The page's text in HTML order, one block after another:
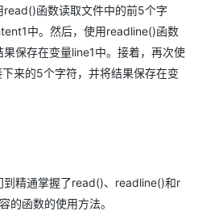
函数读取文件中的前5个字
中。然后，使用readline()函数
保存在变量line1中。接着，再次使
来的5个字符，并将结果保存在变
到精通掌握了read()、readline()和r
的函数的使用方法。